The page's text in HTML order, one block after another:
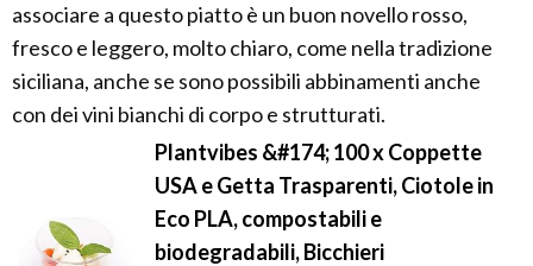
associare a questo piatto è un buon novello rosso,
fresco e leggero, molto chiaro, come nella tradizione
siciliana, anche se sono possibili abbinamenti anche
con dei vini bianchi di corpo e strutturati.
Plantvibes &#174; 100 x Coppette
USA e Getta Trasparenti, Ciotole in
Eco PLA, compostabili e
biodegradabili, Bicchieri